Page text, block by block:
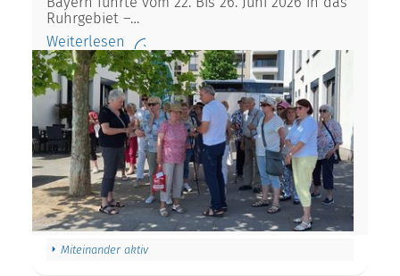
Ruhrgebiet –…
Weiterlesen
Miteinander aktiv